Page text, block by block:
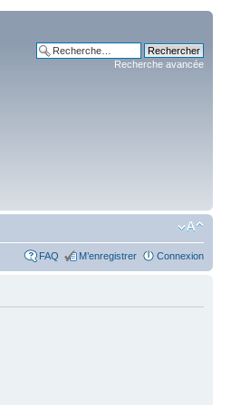
Recherche avancée
FAQ M’enregistrer Connexion